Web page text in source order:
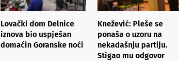
Lovački dom Delnice
iznova bio uspješan
domaćin Goranske noći
Knežević: Pleše se
ponaša o uzoru na
nekadašnju partiju.
Stigao mu odgovor